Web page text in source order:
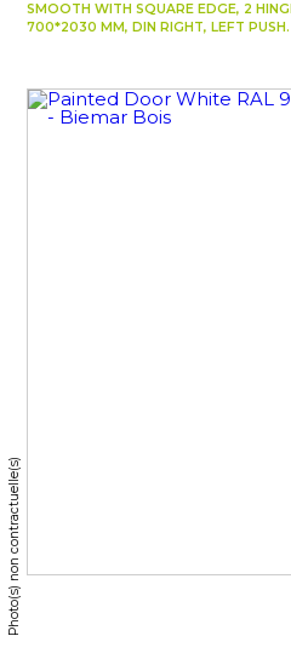
SMOOTH WITH SQUARE EDGE, 2
700*2030 MM, DIN RIGHT, LEFT PUSH.
Photo(s) non contractuelle(s)